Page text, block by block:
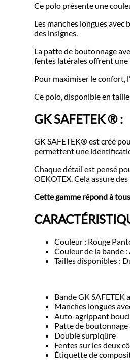
Ce polo présente une
Les manches longues
des insignes.
La patte de boutonnage
fentes latérales offrent
Pour maximiser le confort,
Ce polo, disponible en
GK SAFETEK ® :
GK SAFETEK® est créé
permettent une
Chaque détail est pensé
OEKOTEX. Cela assure
Cette gamme répond à
Couleur : Rouge
Couleur de la bande
Tailles disponibles :
Bande GK SAFETEK
Manches longues
Auto-agrippant
Patte de
Double surpiqûre
Fentes sur les deux
Étiquette de